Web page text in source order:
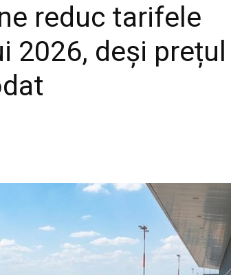
reduc tarifele
2026, deși prețul